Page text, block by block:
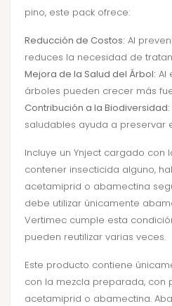
pino, este pack ofrece:
Reducción de Costos: Al
reduces la necesidad de
Mejora de la Salud del Árbol: Al
árboles pueden crecer más
Contribución a la Biodiversidad:
saludables ayuda a preservar
Incluye un Ynject cargado con
contener insecticida alguno,
acetamiprid o abamectina
debe utilizar únicamente
Vertimec cumple esta
pueden reutilizar varias veces.
Este producto contiene
con la mezcla preparada, con
acetamiprid o abamectina.